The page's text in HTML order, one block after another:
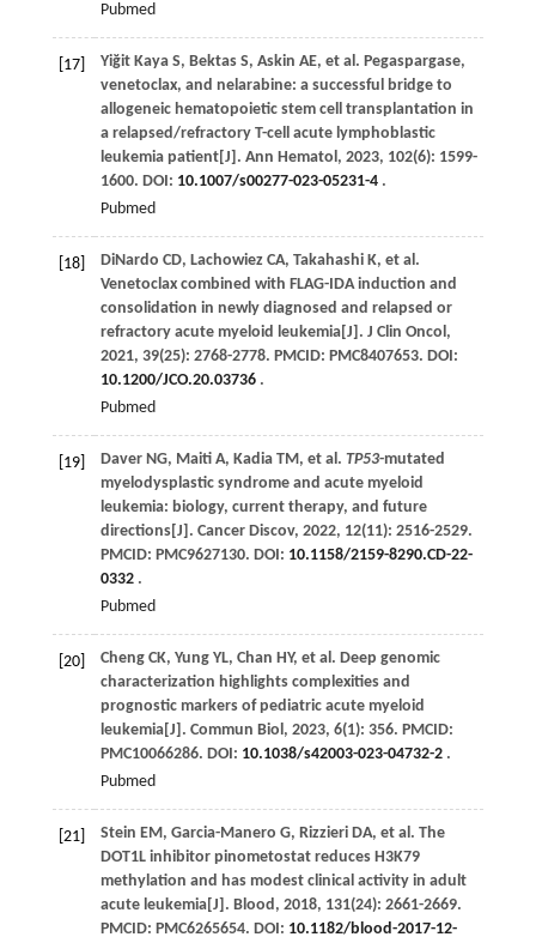
Pubmed
[17] Yiğit Kaya S, Bektas S, Askin AE, et al. Pegaspargase,
venetoclax, and nelarabine: a successful bridge to
allogeneic hematopoietic stem cell transplantation in
a relapsed/refractory T-cell acute lymphoblastic
leukemia patient[J]. Ann Hematol, 2023, 102(6): 1599-
1600. DOI: 10.1007/s00277-023-05231-4.
Pubmed
[18] DiNardo CD, Lachowiez CA, Takahashi K, et al.
Venetoclax combined with FLAG-IDA induction and
consolidation in newly diagnosed and relapsed or
refractory acute myeloid leukemia[J]. J Clin Oncol,
2021, 39(25): 2768-2778. PMCID: PMC8407653. DOI:
10.1200/JCO.20.03736.
Pubmed
[19] Daver NG, Maiti A, Kadia TM, et al. TP53-mutated
myelodysplastic syndrome and acute myeloid
leukemia: biology, current therapy, and future
directions[J]. Cancer Discov, 2022, 12(11): 2516-2529.
PMCID: PMC9627130. DOI: 10.1158/2159-8290.CD-22-
0332.
Pubmed
[20] Cheng CK, Yung YL, Chan HY, et al. Deep genomic
characterization highlights complexities and
prognostic markers of pediatric acute myeloid
leukemia[J]. Commun Biol, 2023, 6(1): 356. PMCID:
PMC10066286. DOI: 10.1038/s42003-023-04732-2.
Pubmed
[21] Stein EM, Garcia-Manero G, Rizzieri DA, et al. The
DOT1L inhibitor pinometostat reduces H3K79
methylation and has modest clinical activity in adult
acute leukemia[J]. Blood, 2018, 131(24): 2661-2669.
PMCID: PMC6265654. DOI: 10.1182/blood-2017-12-